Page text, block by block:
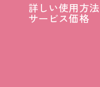
詳しい使用方法
詳しい使用方法
サービス価格